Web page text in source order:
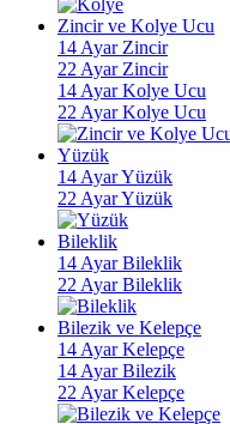
Zincir ve Kolye Ucu
14 Ayar Zincir
22 Ayar Zincir
14 Ayar Kolye Ucu
22 Ayar Kolye Ucu
Yüzük
14 Ayar Yüzük
22 Ayar Yüzük
Bileklik
14 Ayar Bileklik
22 Ayar Bileklik
Bilezik ve Kelepçe
14 Ayar Kelepçe
14 Ayar Bilezik
22 Ayar Kelepçe